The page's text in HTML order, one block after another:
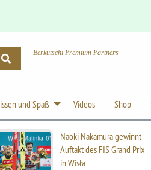
Berkutschi Premium Partners
und Spaß Videos Shop
Naoki Nakamura gewinnt
Auftakt des FIS Grand Prix
in Wisła